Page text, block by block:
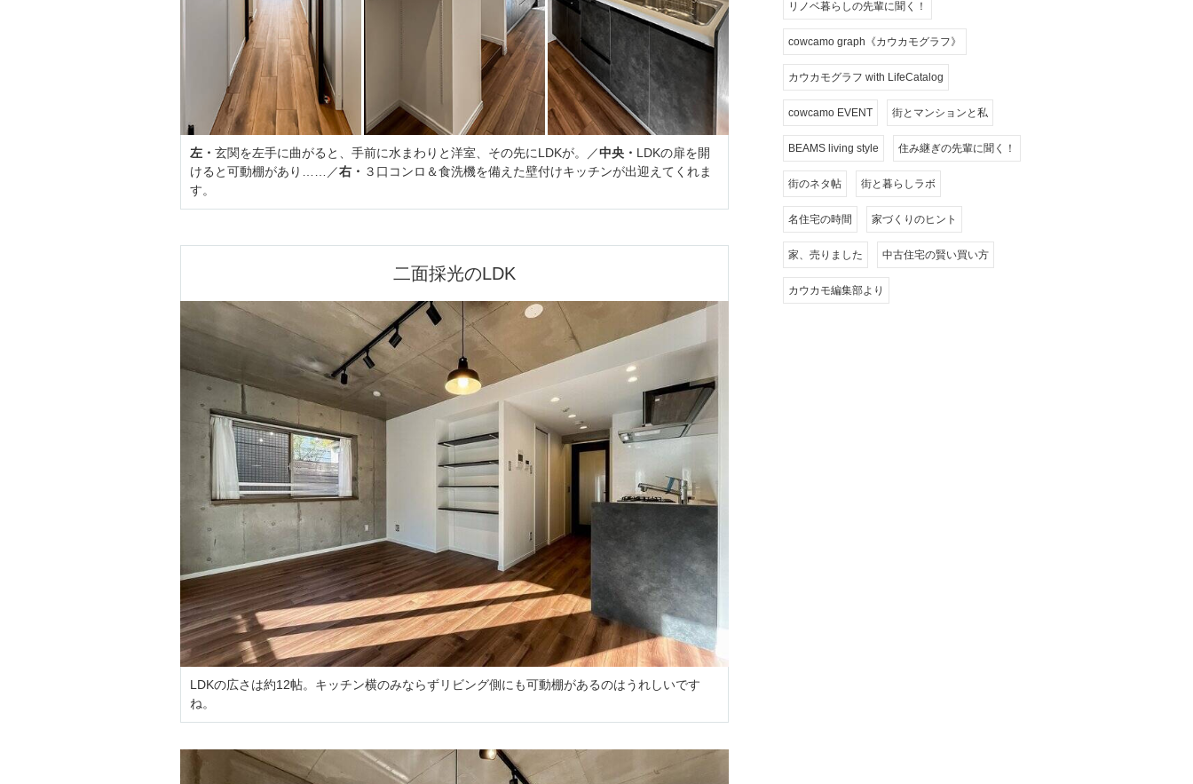
左・ 玄関を左手に曲がると、手前に水まわりと洋室、その先にLDKが。／中央・ LDKの扉を開
けると可動棚があり……／右・ ３口コンロ＆食洗機を備えた壁付けキッチンが出迎えてくれま
す。
二面採光のLDK
LDKの広さは約12帖。キッチン横のみならずリビング側にも可動棚があるのはうれしいです
ね。
リノベ暮らしの先輩に聞く！
cowcamo graph《カウカモグラフ》
カウカモグラフ with LifeCatalog
cowcamo EVENT 街とマンションと私
BEAMS living style 住み継ぎの先輩に聞く！
街のネタ帖 街と暮らしラボ
名住宅の時間 家づくりのヒント
家、売りました 中古住宅の賢い買い方
カウカモ編集部より